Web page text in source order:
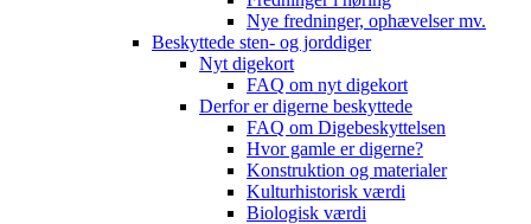
Nye fredninger, ophævelser mv.
Beskyttede sten- og jorddiger
Nyt digekort
FAQ om nyt digekort
Derfor er digerne beskyttede
FAQ om Digebeskyttelsen
Hvor gamle er digerne?
Konstruktion og materialer
Kulturhistorisk værdi
Biologisk værdi